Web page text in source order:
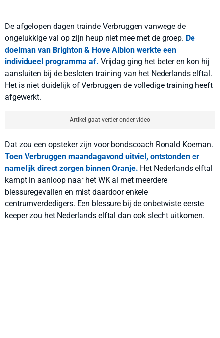
De afgelopen dagen trainde Verbruggen vanwege de
ongelukkige val op zijn heup niet mee met de groep. De
doelman van Brighton & Hove Albion werkte een
individueel programma af. Vrijdag ging het beter en kon hij
aansluiten bij de besloten training van het Nederlands elftal.
Het is niet duidelijk of Verbruggen de volledige training heeft
afgewerkt.
Artikel gaat verder onder video
Dat zou een opsteker zijn voor bondscoach Ronald Koeman.
Toen Verbruggen maandagavond uitviel, ontstonden er
namelijk direct zorgen binnen Oranje. Het Nederlands elftal
kampt in aanloop naar het WK al met meerdere
blessuregevallen en mist daardoor enkele
centrumverdedigers. Een blessure bij de onbetwiste eerste
keeper zou het Nederlands elftal dan ook slecht uitkomen.